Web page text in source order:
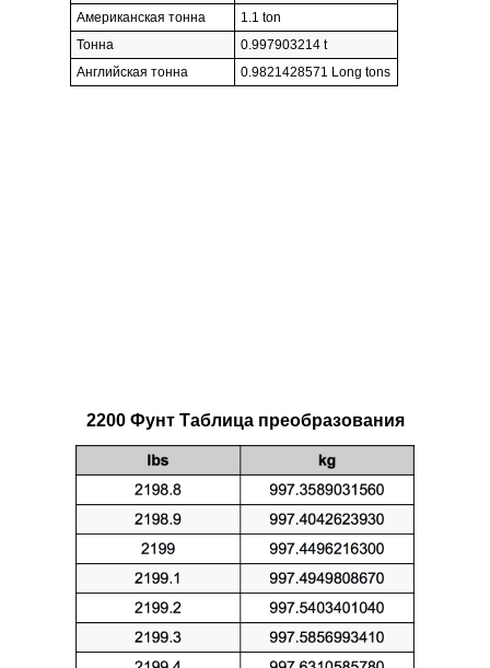
Американская тонна
1.1 ton
Тонна
0.997903214 t
Английская тонна
0.9821428571 Long tons
2200 Фунт Таблица преобразования